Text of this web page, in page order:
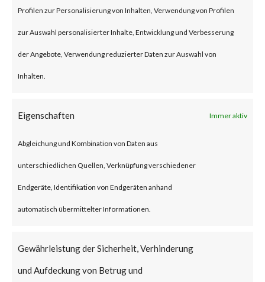
Profilen zur Personalisierung von Inhalten, Verwendung von Profilen
zur Auswahl personalisierter Inhalte, Entwicklung und Verbesserung
der Angebote, Verwendung reduzierter Daten zur Auswahl von
Inhalten.
Eigenschaften Immer aktiv
Abgleichung und Kombination von Daten aus
unterschiedlichen Quellen, Verknüpfung verschiedener
Endgeräte, Identifikation von Endgeräten anhand
automatisch übermittelter Informationen.
Gewährleistung der Sicherheit, Verhinderung
und Aufdeckung von Betrug und
21887). The vulnerabilities are
an authentication bypass and
command injection
vulnerabilities, respectively in
application. According to the
vendor advisory, when chained
together, exploiting these
vulnerabilities when chained
together may allow attackers to
for authentication on the
compromised system. Both